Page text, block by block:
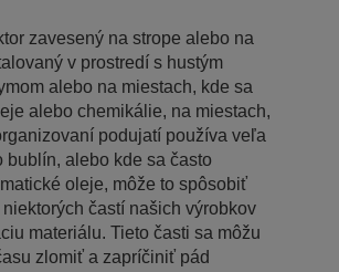
zavesený na strope alebo na
v prostredí s hustým
alebo na miestach, kde sa
alebo chemikálie, na miestach,
podujatí používa veľa
bublín, alebo kde sa často
oleje, môže to spôsobiť
častí našich výrobkov
materiálu. Tieto časti sa môžu
zlomiť a zapríčiniť pád